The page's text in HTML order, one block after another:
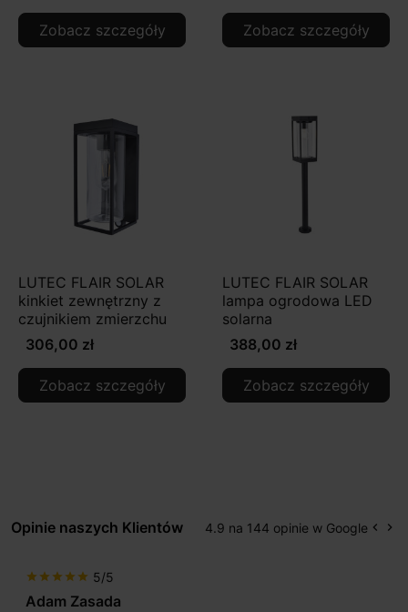
Zobacz szczegóły Zobacz szczegóły
LUTEC FLAIR SOLAR
kinkiet zewnętrzny z
czujnikiem zmierzchu
306,00 zł
Zobacz szczegóły
LUTEC FLAIR SOLAR
lampa ogrodowa LED
solarna
388,00 zł
Zobacz szczegóły
Opinie naszych Klientów 4.9 na 144 opinie w Google keyboard_arrow_left keyboard_arrow_right
star star star star star 5/5
Adam Zasada